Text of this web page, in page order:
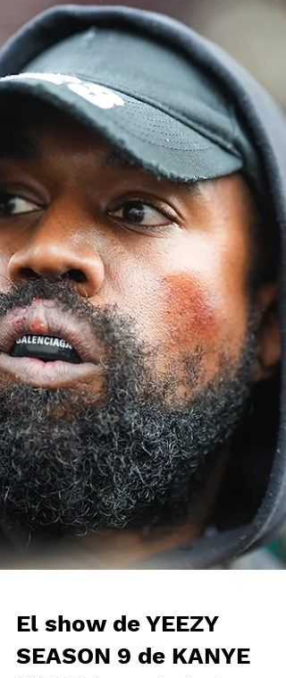
aborda las
reacciones al
antisemitismo y se
niega a ser
cancelado